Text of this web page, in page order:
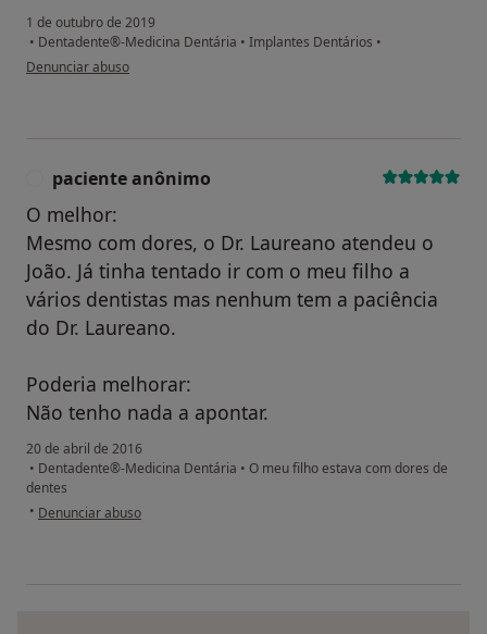
1 de outubro de 2019
• Dentadente®-Medicina Dentária • Implantes Dentários •
na opinião do utilizador Conta eliminada
Denunciar abuso
paciente anônimo
O melhor:
Mesmo com dores, o Dr. Laureano atendeu o
João. Já tinha tentado ir com o meu filho a
vários dentistas mas nenhum tem a paciência
do Dr. Laureano.
Poderia melhorar:
Não tenho nada a apontar.
20 de abril de 2016
• Dentadente®-Medicina Dentária • O meu filho estava com dores de
dentes
• na opinião do utilizador paciente anônimo
Denunciar abuso